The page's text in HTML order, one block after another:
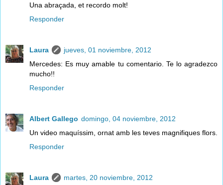
Una abraçada, et recordo molt!
Responder
Laura
jueves, 01 noviembre, 2012
Mercedes: Es muy amable tu comentario. Te lo agradezco
mucho!!
Responder
Albert Gallego domingo, 04 noviembre, 2012
Un video maquíssim, ornat amb les teves magnifiques flors.
Responder
Laura
martes, 20 noviembre, 2012